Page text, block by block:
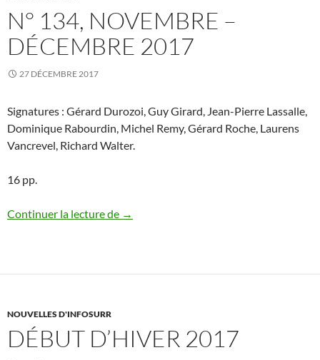
N° 134, NOVEMBRE –
DÉCEMBRE 2017
27 DÉCEMBRE 2017
Signatures : Gérard Durozoi, Guy Girard, Jean-Pierre Lassalle,
Dominique Rabourdin, Michel Remy, Gérard Roche, Laurens
Vancrevel, Richard Walter.
16 pp.
Continuer la lecture de N° 134, novembre – décembre 2017
→
NOUVELLES D'INFOSURR
DÉBUT D’HIVER 2017